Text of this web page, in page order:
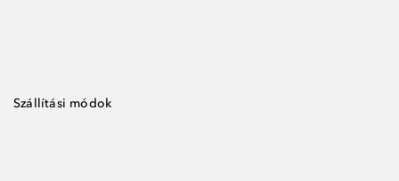
Szállítási módok